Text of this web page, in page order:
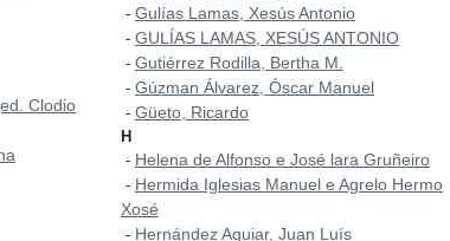
Clodio
- Gulías Lamas, Xesús Antonio
- GULÍAS LAMAS, XESÚS ANTONIO
- Gutiérrez Rodilla, Bertha M.
- Gúzman Álvarez, Óscar Manuel
- Güeto, Ricardo
H
- Helena de Alfonso e José lara Gruñeiro
- Hermida Iglesias Manuel e Agrelo Hermo
Xosé
- Hernández Aguiar, Juan Luís